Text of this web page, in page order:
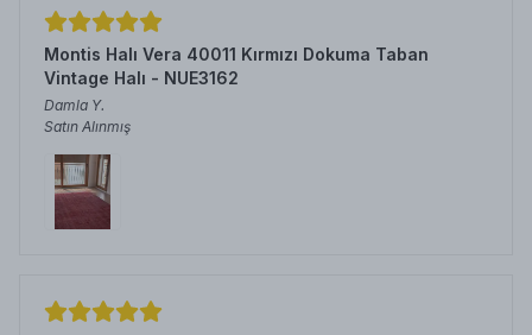
Montis Halı Vera 40011 Kırmızı Dokuma Taban
Vintage Halı - NUE3162
Damla Y.
Satın Alınmış